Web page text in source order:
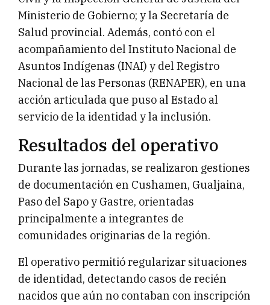
Ministerio de Gobierno; y la Secretaría de
Salud provincial. Además, contó con el
acompañamiento del Instituto Nacional de
Asuntos Indígenas (INAI) y del Registro
Nacional de las Personas (RENAPER), en una
acción articulada que puso al Estado al
servicio de la identidad y la inclusión.
Resultados del operativo
Durante las jornadas, se realizaron gestiones
de documentación en Cushamen, Gualjaina,
Paso del Sapo y Gastre, orientadas
principalmente a integrantes de
comunidades originarias de la región.
El operativo permitió regularizar situaciones
de identidad, detectando casos de recién
nacidos que aún no contaban con inscripción